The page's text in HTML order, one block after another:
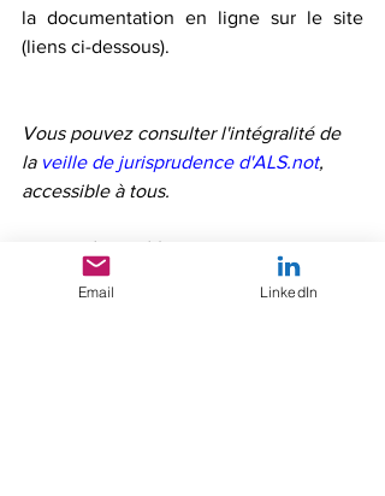
la documentation en ligne sur le site
(liens ci-dessous).
Vous pouvez consulter l'intégralité de
la veille de jurisprudence d'ALS.not,
accessible à tous.
Si vous êtes déjà utilisateurs d'ALS.not,
vous pouvez également consulter
Email LinkedIn